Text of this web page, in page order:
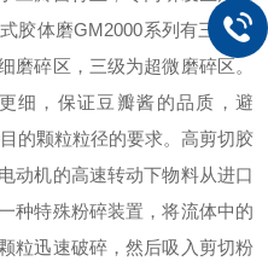
胶体磨GM2000系列有三道磨
磨碎区，三级为超微磨碎区。
细，保证豆瓣酱的品质，避
目的颗粒粒径的要求。 高剪切胶
动机的高速转动下物料从进口
种特殊粉碎装置，将流体中的
粒迅速破碎，然后吸入剪切粉